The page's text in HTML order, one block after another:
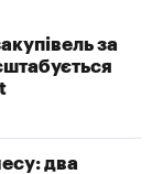
за
два